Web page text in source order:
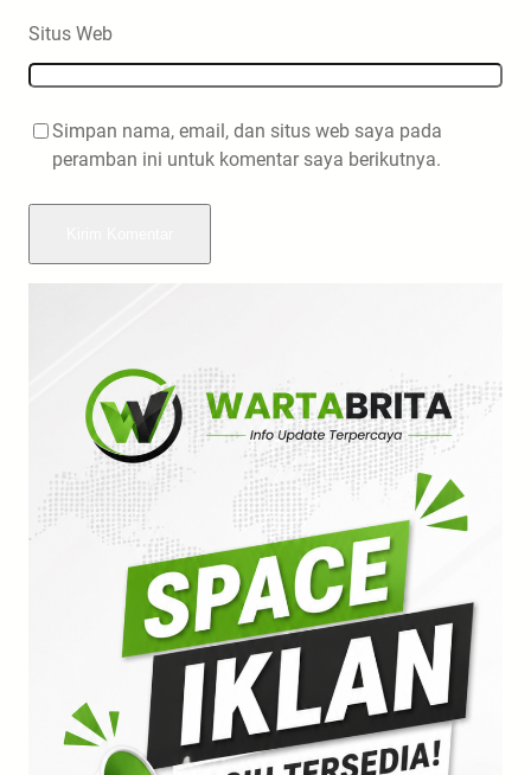
Situs Web
Simpan nama, email, dan situs web saya pada
peramban ini untuk komentar saya berikutnya.